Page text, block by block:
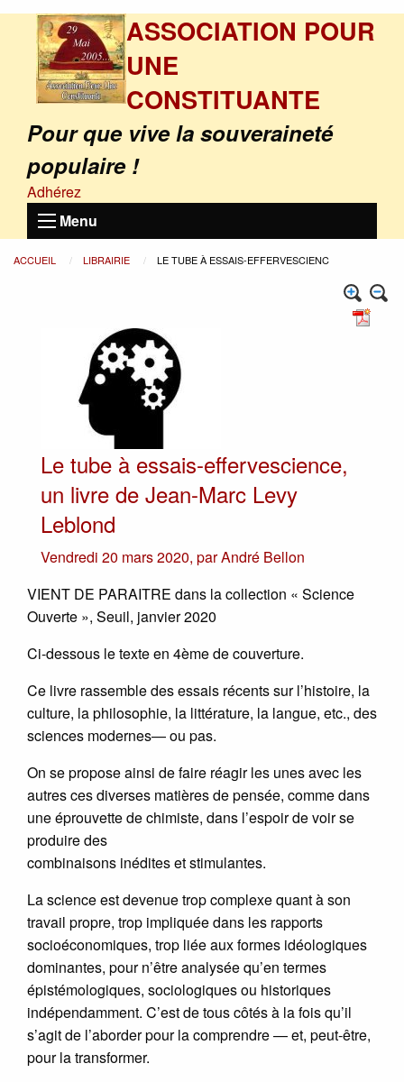
ASSOCIATION POUR
UNE
CONSTITUANTE
Pour que vive la souveraineté
populaire !
Adhérez
Menu
ACCUEIL LIBRAIRIE LE TUBE À ESSAIS-EFFERVESCIENC
Le tube à essais-effervescience,
un livre de Jean-Marc Levy
Leblond
Vendredi 20 mars 2020, parAndré Bellon
VIENT DE PARAITRE dans la collection « Science
Ouverte », Seuil, janvier 2020
Ci-dessous le texte en 4ème de couverture.
Ce livre rassemble des essais récents sur l’histoire, la
culture, la philosophie, la littérature, la langue, etc., des
sciences modernes— ou pas.
On se propose ainsi de faire réagir les unes avec les
autres ces diverses matières de pensée, comme dans
une éprouvette de chimiste, dans l’espoir de voir se
produire des
combinaisons inédites et stimulantes.
La science est devenue trop complexe quant à son
travail propre, trop impliquée dans les rapports
socioéconomiques, trop liée aux formes idéologiques
dominantes, pour n’être analysée qu’en termes
épistémologiques, sociologiques ou historiques
indépendamment. C’est de tous côtés à la fois qu’il
s’agit de l’aborder pour la comprendre — et, peut-être,
pour la transformer.